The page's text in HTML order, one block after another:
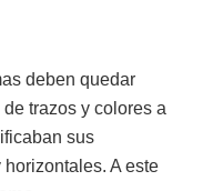
deben quedar
trazos y colores a
sus
A este